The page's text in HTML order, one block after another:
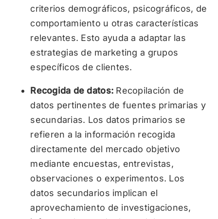
criterios demográficos, psicográficos, de
comportamiento u otras características
relevantes. Esto ayuda a adaptar las
estrategias de marketing a grupos
específicos de clientes.
Recogida de datos: Recopilación de
datos pertinentes de fuentes primarias y
secundarias. Los datos primarios se
refieren a la información recogida
directamente del mercado objetivo
mediante encuestas, entrevistas,
observaciones o experimentos. Los
datos secundarios implican el
aprovechamiento de investigaciones,